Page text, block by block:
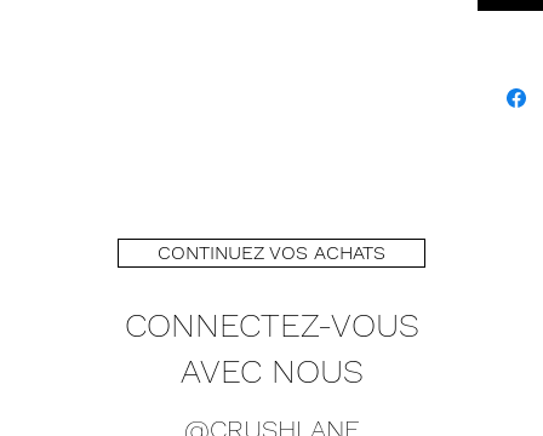
CONTINUEZ VOS ACHATS
CONNECTEZ-VOUS
AVEC NOUS
@CRUSHLANE